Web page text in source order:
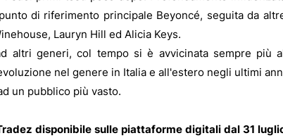
di riferimento principale Beyoncé, seguita da
Lauryn Hill ed Alicia Keys.
altri generi, col tempo si è avvicinata sempre più
nel genere in Italia e all'estero negli ultimi
un pubblico più vasto.
disponibile sulle piattaforme digitali dal 31